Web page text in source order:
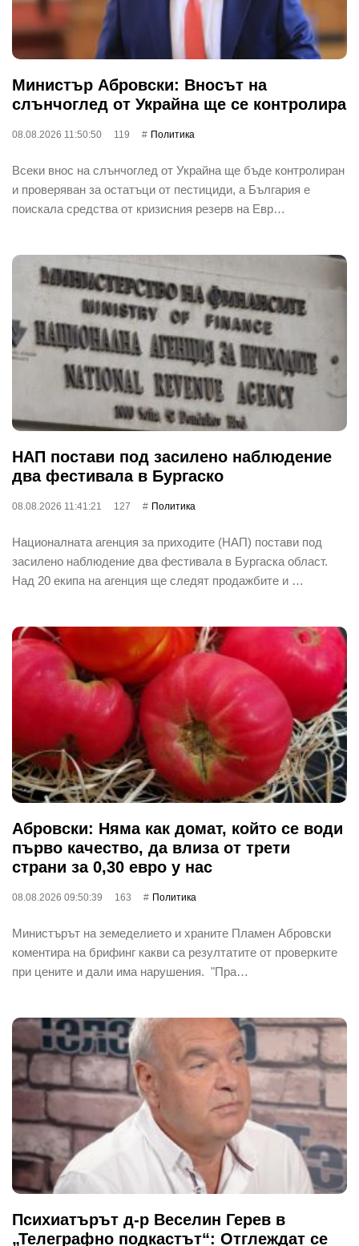
Министър Абровски: Вносът на
слънчоглед от Украйна ще се контролира
08.08.2026 11:50:50 119 Политика
Всеки внос на слънчоглед от Украйна ще бъде контролиран
и проверяван за остатъци от пестициди, а България е
поискала средства от кризисния резерв на Евр…
НАП постави под засилено наблюдение
два фестивала в Бургаско
08.08.2026 11:41:21 127 Политика
Националната агенция за приходите (НАП) постави под
засилено наблюдение два фестивала в Бургаска област.
Над 20 екипа на агенция ще следят продажбите и …
Абровски: Няма как домат, който се води
първо качество, да влиза от трети
страни за 0,30 евро у нас
08.08.2026 09:50:39 163 Политика
Министърът на земеделието и храните Пламен Абровски
коментира на брифинг какви са резултатите от проверките
при цените и дали има нарушения. "Пра…
Психиатърът д-р Веселин Герев в
„Телеграфно подкастът“: Отглеждат се